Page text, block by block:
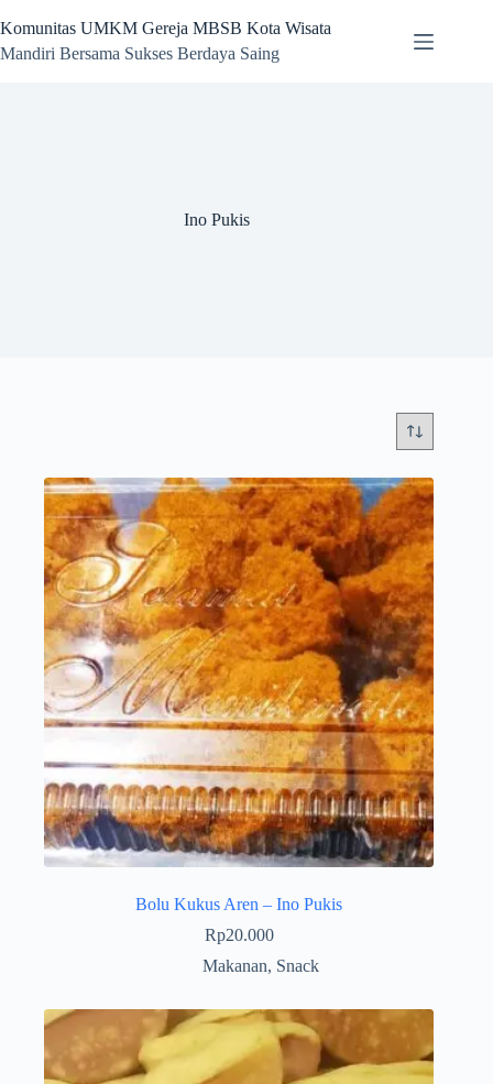
to
content
Komunitas UMKM Gereja MBSB Kota Wisata
Mandiri Bersama Sukses Berdaya Saing
Ino Pukis
Bolu Kukus Aren – Ino Pukis
Rp20.000
Makanan, Snack